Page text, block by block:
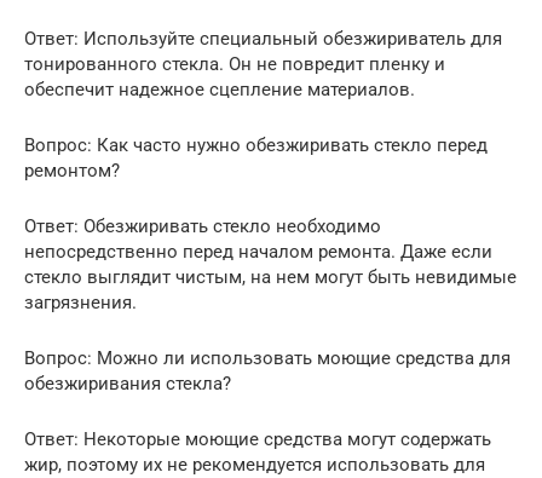
Ответ: Используйте специальный обезжириватель для
тонированного стекла. Он не повредит пленку и
обеспечит надежное сцепление материалов.
Вопрос: Как часто нужно обезжиривать стекло перед
ремонтом?
Ответ: Обезжиривать стекло необходимо
непосредственно перед началом ремонта. Даже если
стекло выглядит чистым, на нем могут быть невидимые
загрязнения.
Вопрос: Можно ли использовать моющие средства для
обезжиривания стекла?
Ответ: Некоторые моющие средства могут содержать
жир, поэтому их не рекомендуется использовать для